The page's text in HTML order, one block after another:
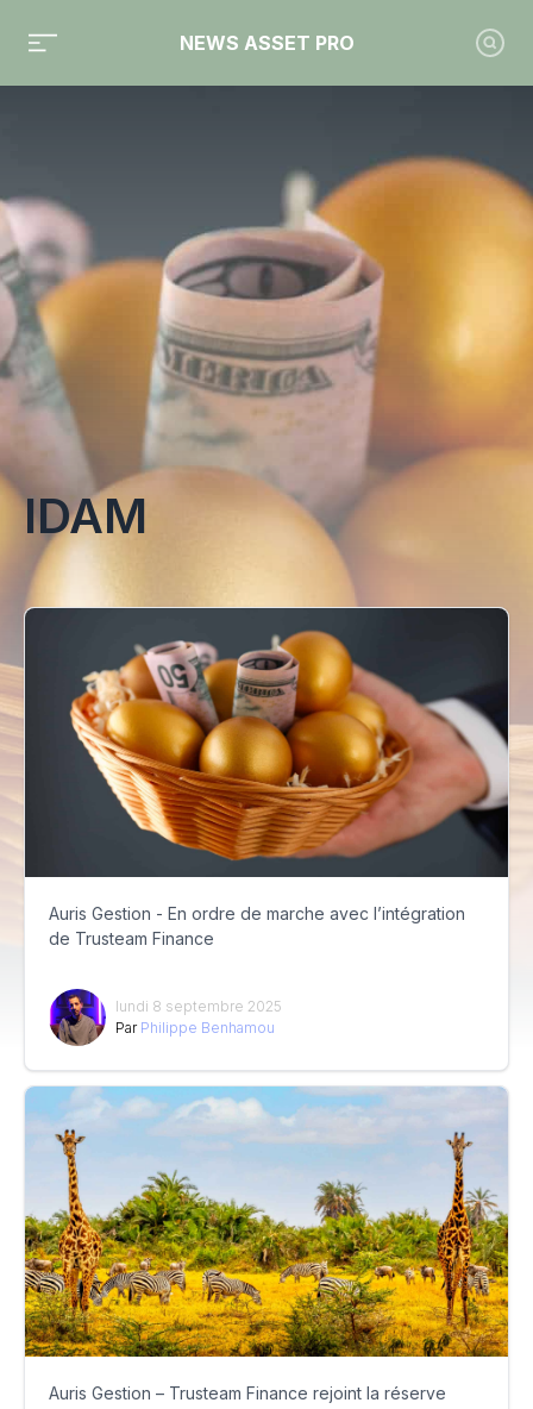
NEWS ASSET PRO
Toute l'actualité sur le tag "IDAM"
IDAM
Auris Gestion - En ordre de marche avec l’intégration
de Trusteam Finance
lundi 8 septembre 2025
Par Philippe Benhamou
Auris Gestion – Trusteam Finance rejoint la réserve